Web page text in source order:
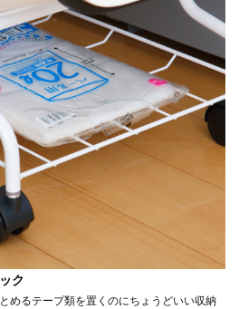
ク
めるテープ類を置くのにちょうどいい収納